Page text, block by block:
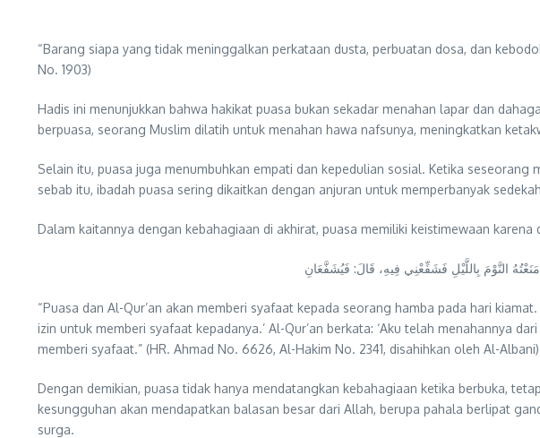
“Barang siapa yang tidak meninggalkan perkataan dusta, perbuatan dosa, dan
No. 1903)
Hadis ini menunjukkan bahwa hakikat puasa bukan sekadar menahan lapar dan
berpuasa, seorang Muslim dilatih untuk menahan hawa nafsunya, meningkatkan
Selain itu, puasa juga menumbuhkan empati dan kepedulian sosial. Ketika
النَّوْمَ بِاللَّيْلِ فَشَفِّعْنِي فِيهِ، قَالَ: فَيُشَفَّعَانِ
“Puasa dan Al-Qur’an akan memberi syafaat kepada seorang hamba pada hari
izin untuk memberi syafaat kepadanya.’ Al-Qur’an berkata: ‘Aku telah menahannya
memberi syafaat.” (HR. Ahmad No. 6626, Al-Hakim No. 2341, disahihkan oleh Al-Albani)
Dengan demikian, puasa tidak hanya mendatangkan kebahagiaan ketika berbuka,
kesungguhan akan mendapatkan balasan besar dari Allah, berupa pahala berlipat
surga.